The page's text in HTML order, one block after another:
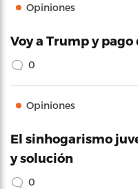
Opiniones
Voy a Trump y pago
0
Opiniones
El sinhogarismo
y solución
0